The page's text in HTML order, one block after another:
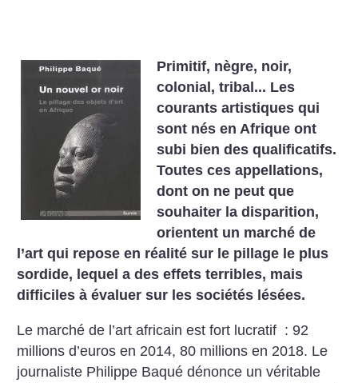
Primitif, nègre, noir,
colonial, tribal... Les
courants artistiques qui
sont nés en Afrique ont
subi bien des qualificatifs.
Toutes ces appellations,
dont on ne peut que
souhaiter la disparition,
orientent un marché de
l’art qui repose en réalité sur le pillage le plus
sordide, lequel a des effets terribles, mais
difficiles à évaluer sur les sociétés lésées.
Le marché de l’art africain est fort lucratif : 92
millions d’euros en 2014, 80 millions en 2018. Le
journaliste Philippe Baqué dénonce un véritable